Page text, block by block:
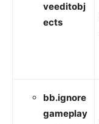
veeditobj
ects
bb.ignore
gameplay